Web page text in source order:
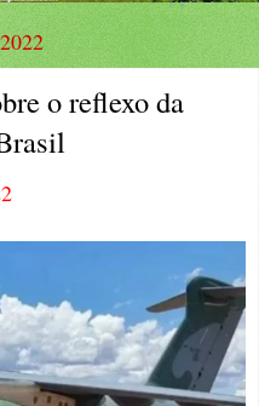
o reflexo da